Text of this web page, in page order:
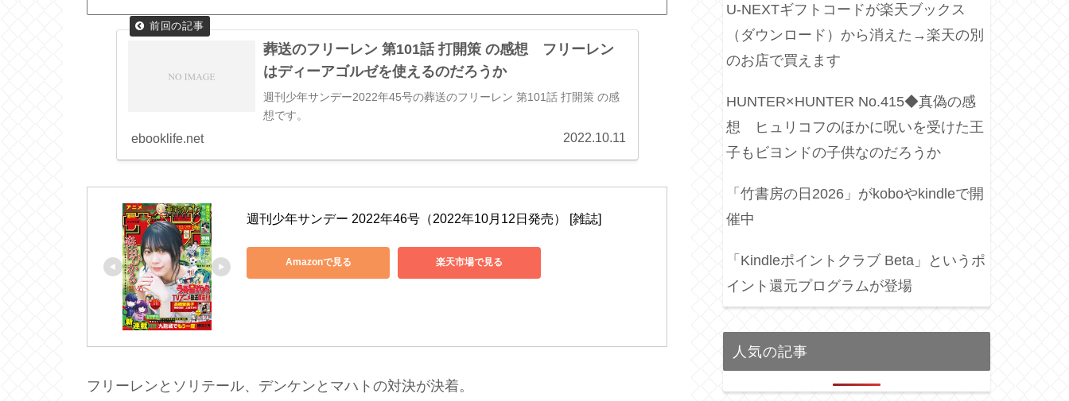
葬送のフリーレン 第101話 打開策 の感想 フリーレン
はディーアゴルゼを使えるのだろうか
週刊少年サンデー2022年45号の葬送のフリーレン 第101話 打開策 の感
想です。
ebooklife.net 2022.10.11
週刊少年サンデー 2022年46号（2022年10月12日発売） [雑誌]
Amazonで見る 楽天市場で見る
フリーレンとソリテール、デンケンとマハトの対決が決着。
U-NEXTギフトコードが楽天ブックス
（ダウンロード）から消えた→楽天の別
のお店で買えます
HUNTER×HUNTER No.415◆真偽の感
想 ヒュリコフのほかに呪いを受けた王
子もビヨンドの子供なのだろうか
「竹書房の日2026」がkoboやkindleで開
催中
「Kindleポイントクラブ Beta」というポ
イント還元プログラムが登場
人気の記事